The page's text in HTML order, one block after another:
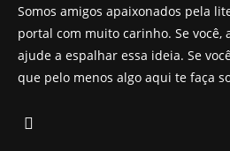
Somos amigos apaixonados pela
portal com muito carinho. Se você,
ajude a espalhar essa ideia. Se
que pelo menos algo aqui te faça